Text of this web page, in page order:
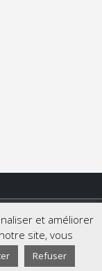
et améliorer
site, vous
Refuser